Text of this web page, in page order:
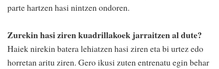
parte hartzen hasi nintzen ondoren.
Zurekin hasi ziren kuadrillakoek jarraitzen al dute?
Haiek nirekin batera lehiatzen hasi ziren eta bi urtez edo
horretan aritu ziren. Gero ikusi zuten entrenatu egin behar